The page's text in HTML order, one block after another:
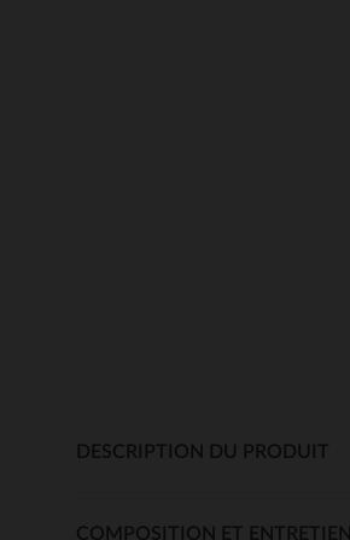
DESCRIPTION DU PRODUIT
COMPOSITION ET ENTRETIEN